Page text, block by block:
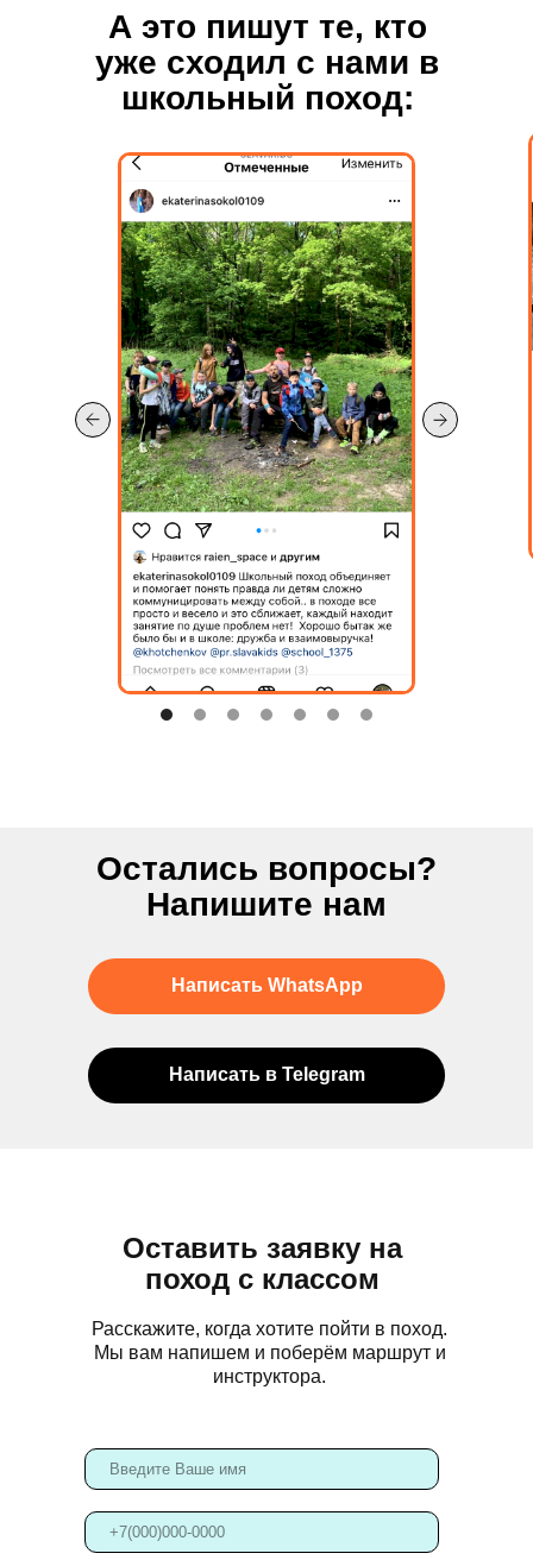
А это пишут те, кто
уже сходил с нами в
школьный поход:
Написать WhatsApp
Написать в Telegram
Остались вопросы?
Напишите нам
Оставить заявку на
поход с классом
Расскажите, когда хотите пойти в поход.
Мы вам напишем и поберём маршрут и
инструктора.